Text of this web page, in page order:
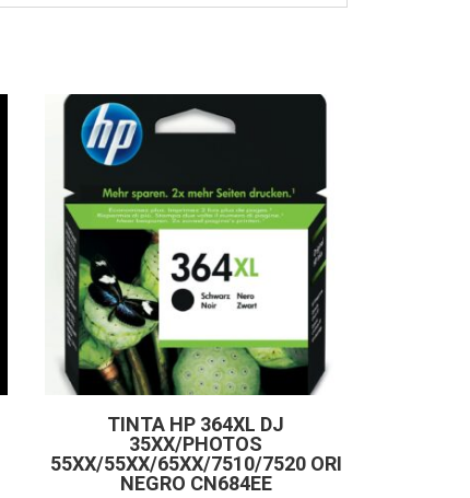
TINTA HP 364XL DJ
35XX/PHOTOS
55XX/55XX/65XX/7510/7520 ORI
NEGRO CN684EE